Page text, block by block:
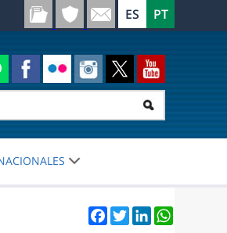
Facebook
TwitterLinkedInWhatsApp